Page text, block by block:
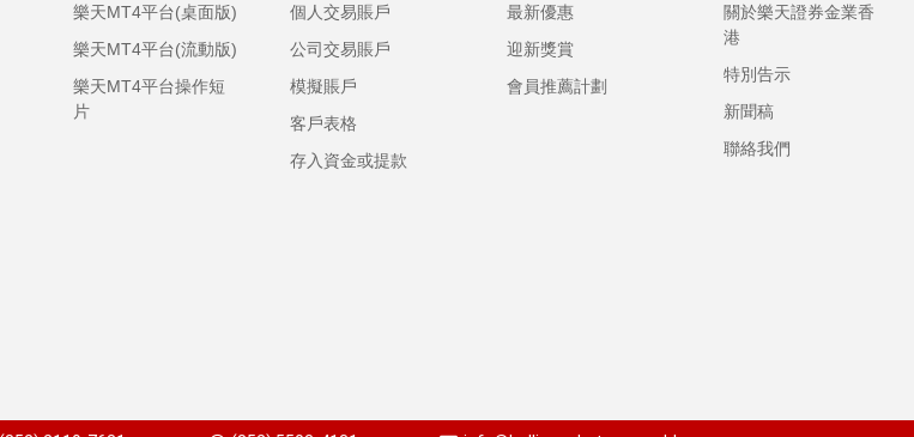
樂天MT4平台(桌面版)
樂天MT4平台(流動版)
樂天MT4平台操作短
片
個人交易賬戶
公司交易賬戶
模擬賬戶
客戶表格
存入資金或提款
最新優惠
迎新獎賞
會員推薦計劃
關於樂天證券金業香
港
特別告示
新聞稿
聯絡我們